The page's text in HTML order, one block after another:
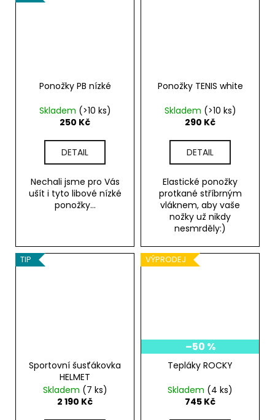
Ponožky PB nízké
Skladem (>10 ks)
250 Kč
DETAIL
Nechali jsme pro Vás
ušít i tyto libové nízké
ponožky...
Ponožky TENIS white
Skladem (>10 ks)
290 Kč
DETAIL
Elastické ponožky
protkané stříbrným
vláknem, aby vaše
nožky už nikdy
nesmrděly:)
TIP
Sportovní šusťákovka
HELMET
Skladem (7 ks)
2 190 Kč
VÝPRODEJ
–50 %
Tepláky ROCKY
Skladem (4 ks)
745 Kč